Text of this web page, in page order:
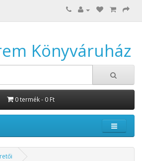
Könyváruház
0 termék - 0 Ft